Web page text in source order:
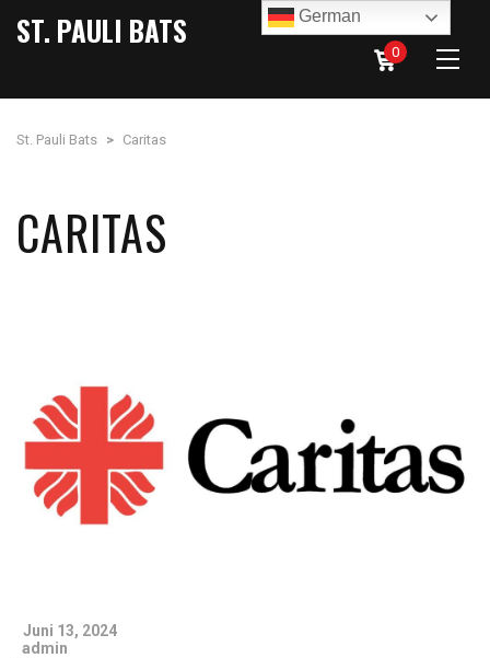
ST. PAULI BATS
0
St. Pauli Bats > Caritas
CARITAS
Juni 13, 2024
admin
German